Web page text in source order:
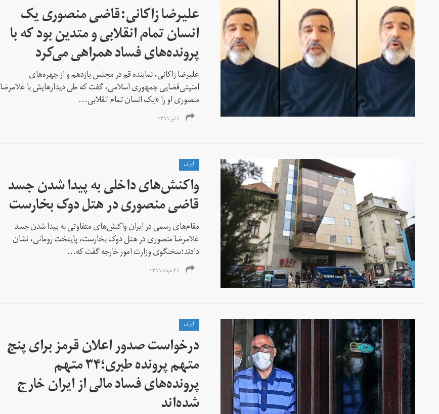
علیرضا زاکانی:قاضی منصوری یک
انسان تمام انقلابی و متدین بود که با
پرونده‌های فساد همراهی می‌کرد
علیرضا زاکانی، نماینده قم در مجلس یازدهم و از چهره‌های
امنیتی‌قضایی جمهوری اسلامی، گفت که طی دیدارهایش با غلامرضا
منصوری او را «یک انسان تمام انقلابی...
۱ تیر ۱۳۹۹
ايران
واکنش‌های داخلی به پیدا شدن جسد
قاضی منصوری در هتل دوک بخارست
مقام‌های رسمی در ایران واکنش‌های متفاوتی به پیدا شدن جسد
غلامرضا منصوری در هتل‌ دوک بخارست، پایتخت رومانی، نشان
دادند؛سخنگوی وزارت امور خارجه گفت که...
۳۱ خرداد ۱۳۹۹
ايران
درخواست صدور اعلان قرمز برای پنج
متهم پرونده طبری؛۳۴ متهم
پرونده‌های فساد مالی از ایران خارج
شده‌اند